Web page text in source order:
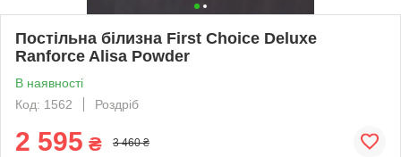
Постільна білизна First Choice Deluxe
Ranforce Alisa Powder
В наявності
Код: 1562
Роздріб
2 595 ₴ 3 460 ₴